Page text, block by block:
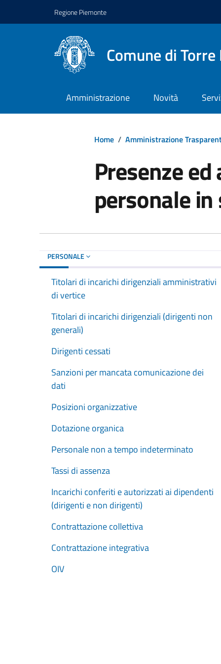
Regione Piemonte
Comune di
Amministrazione Novità
Home / Amministrazione
Presenze
personale
PERSONALE
Titolari di incarichi dirigenziali amministrativi
di vertice
Titolari di incarichi dirigenziali (dirigenti non
generali)
Dirigenti cessati
Sanzioni per mancata comunicazione dei
dati
Posizioni organizzative
Dotazione organica
Personale non a tempo indeterminato
Tassi di assenza
Incarichi conferiti e autorizzati ai dipendenti
(dirigenti e non dirigenti)
Contrattazione collettiva
Contrattazione integrativa
OIV